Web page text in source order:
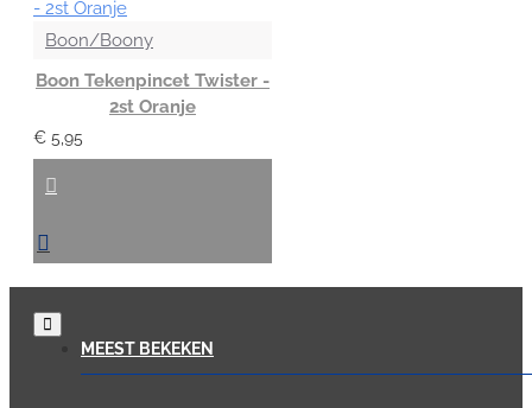
Boon/Boony
Boon Tekenpincet Twister -
2st Oranje
€ 5,95
MEEST BEKEKEN